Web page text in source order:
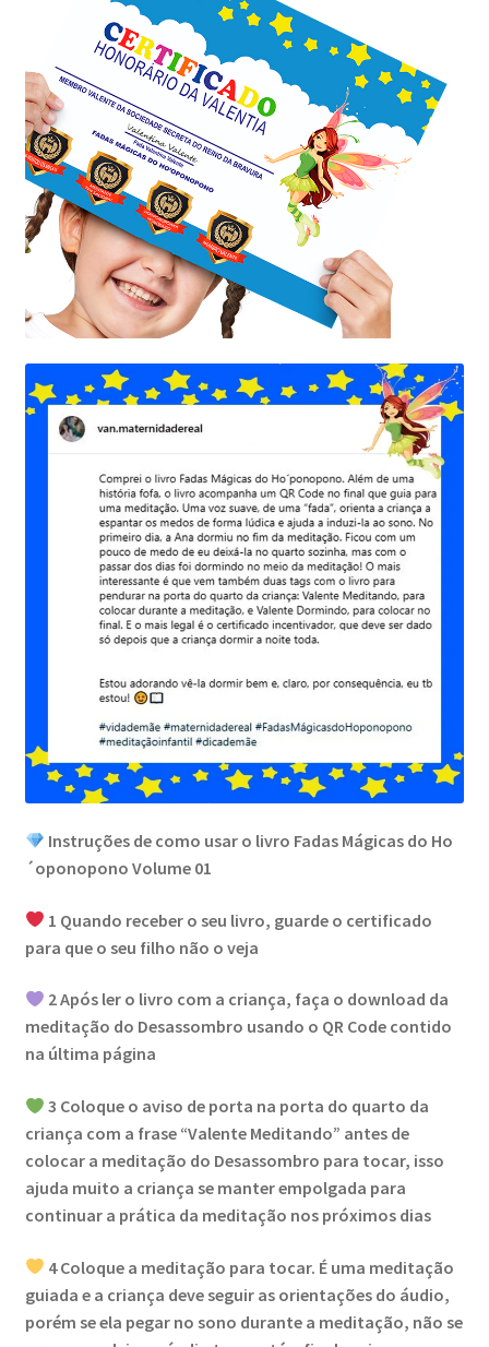
Instruções de como usar o livro Fadas Mágicas do Ho
´oponopono Volume 01
1 Quando receber o seu livro, guarde o certificado
para que o seu filho não o veja
2 Após ler o livro com a criança, faça o download da
meditação do Desassombro usando o QR Code contido
na última página
3 Coloque o aviso de porta na porta do quarto da
criança com a frase “Valente Meditando” antes de
colocar a meditação do Desassombro para tocar, isso
ajuda muito a criança se manter empolgada para
continuar a prática da meditação nos próximos dias
4 Coloque a meditação para tocar. É uma meditação
guiada e a criança deve seguir as orientações do áudio,
porém se ela pegar no sono durante a meditação, não se